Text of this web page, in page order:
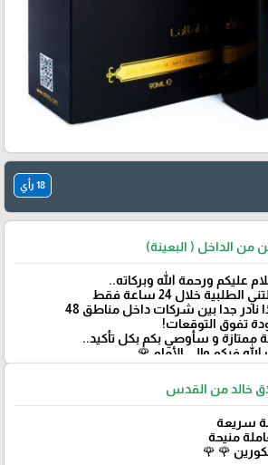
18 رأي
من الداخل ( البعينة)
عليكم ورحمة الله وبركاته..
الطلبية خلال 24 ساعة فقط
نادر جدا بين شركات داخل مناطق 48
تفوق التوقعات!
ممتازة و سأوصي بكم بكل تأكيد..
الله فيكم وإلى الأمام 🌹
خالد من القدس
سريعة
منيحة
🌹 🌹